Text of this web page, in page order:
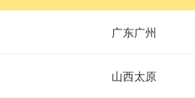
广东广州
山西太原